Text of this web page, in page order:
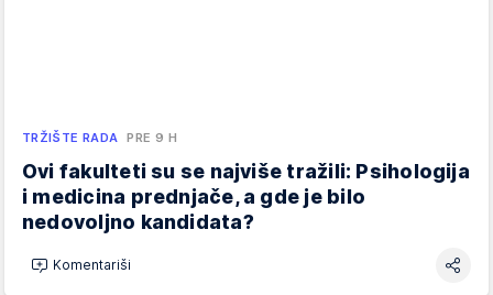
TRŽIŠTE RADA PRE 9 H
Ovi fakulteti su se najviše tražili: Psihologija
i medicina prednjače, a gde je bilo
nedovoljno kandidata?
Komentariši